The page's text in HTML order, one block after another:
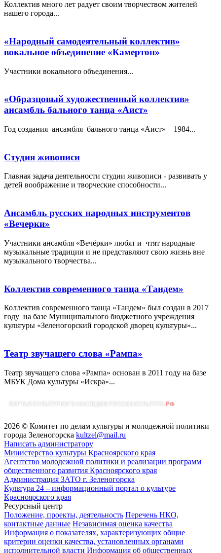
Коллектив много лет радует своим творчеством жителей
нашего города...
«Народный самодеятельный коллектив»
вокальное объединение «Камертон»
Участники вокального объединения...
«Образцовый художественный коллектив»
ансамбль бального танца «Аист»
Год создания ансамбля бального танца «Аист» – 1984...
Студия живописи
Главная задача деятельности студии живописи - развивать у
детей воображение и творческие способности...
Ансамбль русских народных инструментов
«Вечерки»
Участники ансамбля «Вечёрки» любят и чтят народные
музыкальные традиции и не представляют свою жизнь вне
музыкального творчества...
Коллектив современного танца «Тандем»
Коллектив современного танца «Тандем» был создан в 2017
году на базе Муниципального бюджетного учреждения
культуры «Зеленогорский городской дворец культуры»...
Театр звучащего слова «Рампа»
Театр звучащего слова «Рампа» основан в 2011 году на базе
МБУК Дома культуры «Искра»...
2026 © Комитет по делам культуры и молодежной политики
города Зеленогорска kultzel@mail.ru
Написать администратору
Министерство культуры Красноярского края
Агентство молодежной политики и реализации программ
общественного развития Красноярского края
Администрация ЗАТО г. Зеленогорска
Культура 24 – информационный портал о культуре
Красноярского края
Ресурсный центр
Положение, проекты, деятельность Перечень НКО,
контактные данные Независимая оценка качества
Информация о показателях, характеризующих общие
критерии оценки качества, установленных органами
исполнительной власти Информация об общественных